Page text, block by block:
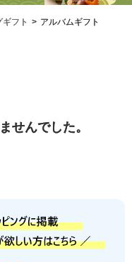
ギフト アルバムギフト
せんでした。